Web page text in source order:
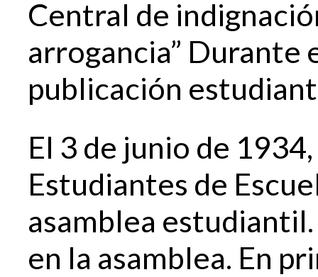
Central de
arrogancia” Durante
publicación
El 3 de junio de
Estudiantes de
asamblea
en la asamblea. En